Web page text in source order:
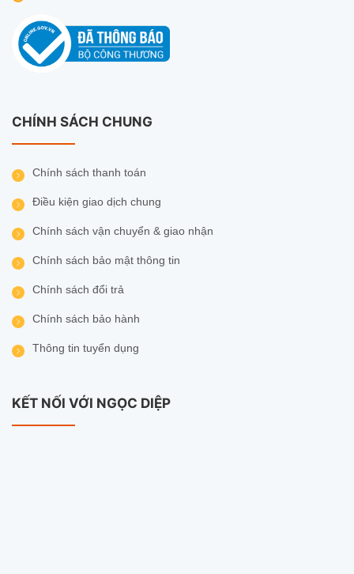
CHÍNH SÁCH CHUNG
Chính sách thanh toán
Điều kiện giao dịch chung
Chính sách vận chuyển & giao nhận
Chính sách bảo mật thông tin
Chính sách đổi trả
Chính sách bảo hành
Thông tin tuyển dụng
KẾT NỐI VỚI NGỌC DIỆP